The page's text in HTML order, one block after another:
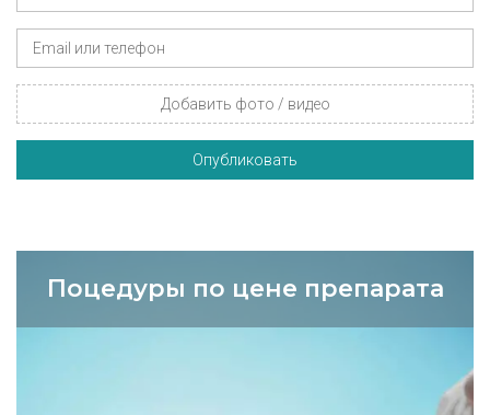
Добавить фото / видео
Опубликовать
Поцедуры по цене препарата